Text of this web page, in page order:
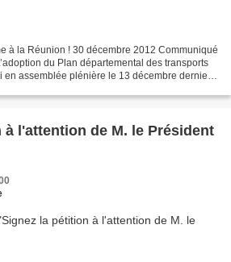
à la Réunion ! 30 décembre 2012 Communiqué
du Plan départemental des transports
assemblée plénière le 13 décembre dernier,
l'attention de M. le Président